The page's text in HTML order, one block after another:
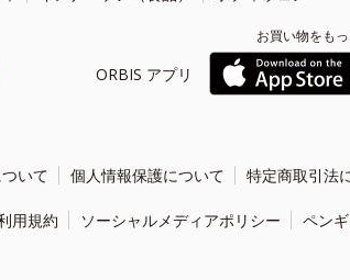
ORBIS アプリ
お買い物をも
いて 個人情報保護について 特定商取引法
用規約 ソーシャルメディアポリシー ペン